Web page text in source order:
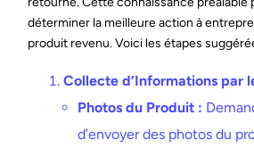
déterminer la meilleure action à
produit revenu. Voici les étapes
Collecte d’Informations par
Photos du Produit :
d’envoyer des photos du